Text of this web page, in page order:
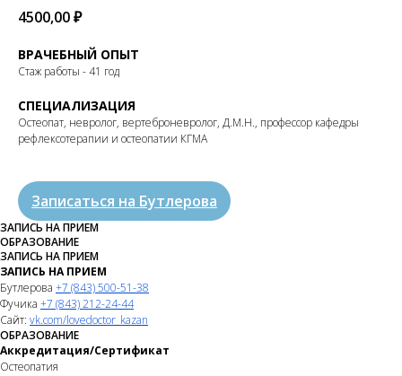
4500,00₽
ВРАЧЕБНЫЙ ОПЫТ
Стаж работы - 41 год
СПЕЦИАЛИЗАЦИЯ
Остеопат, невролог, вертеброневролог, Д.М.Н., профессор кафедры
рефлексотерапии и остеопатии КГМА
Записаться на Бутлерова
ЗАПИСЬ НА ПРИЕМ
ОБРАЗОВАНИЕ
ЗАПИСЬ НА ПРИЕМ
ЗАПИСЬ НА ПРИЕМ
Бутлерова +7 (843) 500-51-38
Фучика +7 (843) 212-24-44
Сайт: vk.com/lovedoctor_kazan
ОБРАЗОВАНИЕ
Аккредитация/Сертификат
Остеопатия